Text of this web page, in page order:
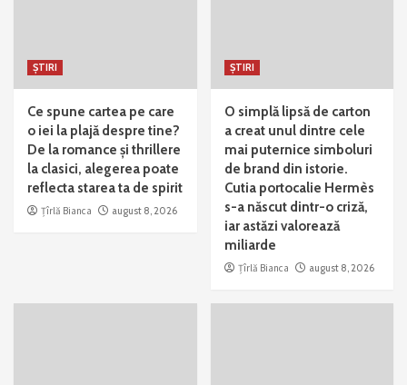
ȘTIRI
Ce spune cartea pe care
o iei la plajă despre tine?
De la romance și thrillere
la clasici, alegerea poate
reflecta starea ta de spirit
Țîrlă Bianca august 8, 2026
ȘTIRI
O simplă lipsă de carton
a creat unul dintre cele
mai puternice simboluri
de brand din istorie.
Cutia portocalie Hermès
s-a născut dintr-o criză,
iar astăzi valorează
miliarde
Țîrlă Bianca august 8, 2026